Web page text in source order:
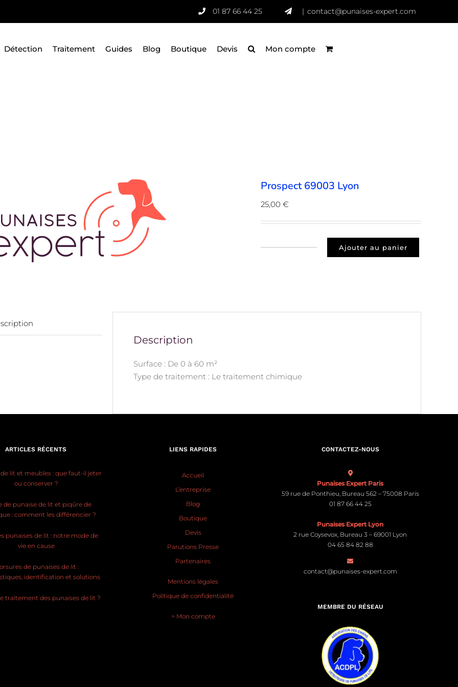
01 87 66 44 25 | contact@punaises-expert.com
Détection Traitement Guides Blog Boutique Devis Mon compte
Prospect 69003 Lyon
25,00 €
Ajouter au panier
Description
Surface : De 0 à 60 m²
Type de traitement : Le traitement chimique
ARTICLES RÉCENTS
lit et meubles : que faut-il jeter
ou conserver ?
de punaise de lit et piqûre de
: comment les différencier ?
punaises de lit : notre mode de
vie en cause
de punaises de lit :
identification et solutions
traitement des punaises de lit ?
LIENS RAPIDES
Accueil
L’entreprise
Blog
Boutique
Devis
Parutions Presse
Partenaires
Mentions légales
Politique de confidentialité
> Mon compte
CONTACTEZ-NOUS
Punaises Expert Paris
59 rue de Ponthieu, Bureau 562 – 75008 Paris
01 87 66 44 25
Punaises Expert Lyon
2 rue Coysevox, Bureau 3 – 69001 Lyon
04 65 84 82 88
contact@punaises-expert.com
MEMBRE DU RÉSEAU